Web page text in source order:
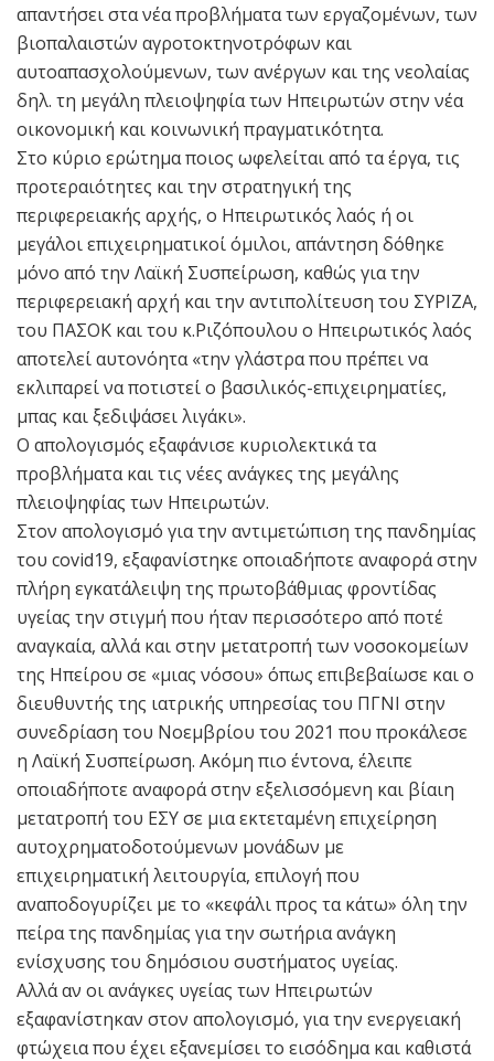
απαντήσει στα νέα προβλήματα των εργαζομένων, των
βιοπαλαιστών αγροτοκτηνοτρόφων και
αυτοαπασχολούμενων, των ανέργων και της νεολαίας
δηλ. τη μεγάλη πλειοψηφία των Ηπειρωτών στην νέα
οικονομική και κοινωνική πραγματικότητα.
Στο κύριο ερώτημα ποιος ωφελείται από τα έργα, τις
προτεραιότητες και την στρατηγική της
περιφερειακής αρχής, ο Ηπειρωτικός λαός ή οι
μεγάλοι επιχειρηματικοί όμιλοι, απάντηση δόθηκε
μόνο από την Λαϊκή Συσπείρωση, καθώς για την
περιφερειακή αρχή και την αντιπολίτευση του ΣΥΡΙΖΑ,
του ΠΑΣΟΚ και του κ.Ριζόπουλου ο Ηπειρωτικός λαός
αποτελεί αυτονόητα «την γλάστρα που πρέπει να
εκλιπαρεί να ποτιστεί ο βασιλικός-επιχειρηματίες,
μπας και ξεδιψάσει λιγάκι».
Ο απολογισμός εξαφάνισε κυριολεκτικά τα
προβλήματα και τις νέες ανάγκες της μεγάλης
πλειοψηφίας των Ηπειρωτών.
Στον απολογισμό για την αντιμετώπιση της πανδημίας
του covid19, εξαφανίστηκε οποιαδήποτε αναφορά στην
πλήρη εγκατάλειψη της πρωτοβάθμιας φροντίδας
υγείας την στιγμή που ήταν περισσότερο από ποτέ
αναγκαία, αλλά και στην μετατροπή των νοσοκομείων
της Ηπείρου σε «μιας νόσου» όπως επιβεβαίωσε και ο
διευθυντής της ιατρικής υπηρεσίας του ΠΓΝΙ στην
συνεδρίαση του Νοεμβρίου του 2021 που προκάλεσε
η Λαϊκή Συσπείρωση. Ακόμη πιο έντονα, έλειπε
οποιαδήποτε αναφορά στην εξελισσόμενη και βίαιη
μετατροπή του ΕΣΥ σε μια εκτεταμένη επιχείρηση
αυτοχρηματοδοτούμενων μονάδων με
επιχειρηματική λειτουργία, επιλογή που
αναποδογυρίζει με το «κεφάλι προς τα κάτω» όλη την
πείρα της πανδημίας για την σωτήρια ανάγκη
ενίσχυσης του δημόσιου συστήματος υγείας.
Αλλά αν οι ανάγκες υγείας των Ηπειρωτών
εξαφανίστηκαν στον απολογισμό, για την ενεργειακή
φτώχεια που έχει εξανεμίσει το εισόδημα και καθιστά